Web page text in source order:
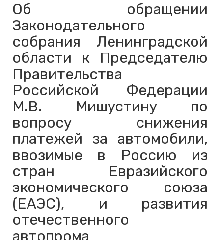
Об обращении
Законодательного
собрания Ленинградской
области к Председателю
Правительства
Российской Федерации
М.В. Мишустину по
вопросу снижения
платежей за автомобили,
ввозимые в Россию из
стран Евразийского
экономического союза
(ЕАЭС), и развития
отечественного
автопрома